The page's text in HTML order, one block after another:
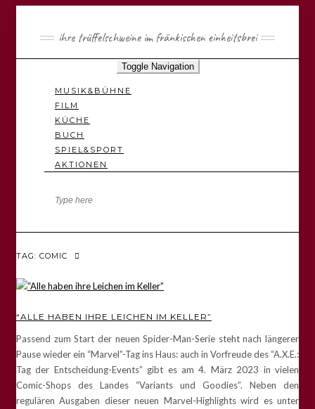
ihre trüffelschweine im fränkischen einheitsbrei
Toggle Navigation
MUSIK&BÜHNE
FILM
KÜCHE
BUCH
SPIEL&SPORT
AKTIONEN
TAG: COMIC
“ALLE HABEN IHRE LEICHEN IM KELLER”
Passend zum Start der neuen Spider-Man-Serie steht nach längerer
Pause wieder ein “Marvel”-Tag ins Haus: auch in Vorfreude des “A.X.E.:
Tag der Entscheidung-Events” gibt es am 4. März 2023 in vielen
Comic-Shops des Landes “Variants und Goodies”. Neben den
regulären Ausgaben dieser neuen Marvel-Highlights wird es unter